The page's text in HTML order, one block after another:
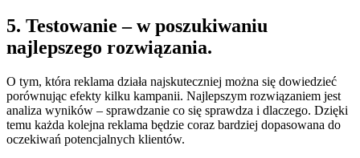
5. Testowanie – w poszukiwaniu
najlepszego rozwiązania.
O tym, która reklama działa najskuteczniej można się dowiedzieć
porównując efekty kilku kampanii. Najlepszym rozwiązaniem jest
analiza wyników – sprawdzanie co się sprawdza i dlaczego. Dzięki
temu każda kolejna reklama będzie coraz bardziej dopasowana do
oczekiwań potencjalnych klientów.